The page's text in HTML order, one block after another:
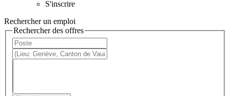
S'inscrire
Rechercher un emploi
Rechercher des offres